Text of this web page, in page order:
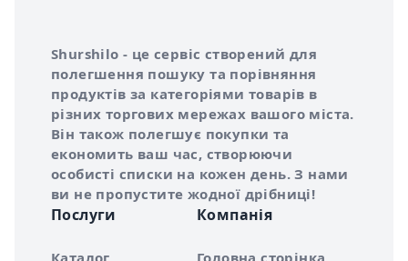
Про сервіс Shurshilo
Shurshilo - це сервіс створений для
полегшення пошуку та порівняння
продуктів за категоріями товарів в
різних торгових мережах вашого міста.
Він також полегшує покупки та
економить ваш час, створюючи
особисті списки на кожен день. З нами
ви не пропустите жодної дрібниці!
Послуги Компанія